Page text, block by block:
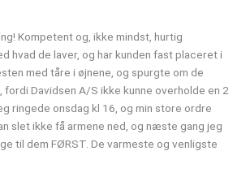
Kompetent og, ikke mindst, hurtig
hvad de laver, og har kunden fast placeret i
med tåre i øjnene, og spurgte om de
Davidsen A/S ikke kunne overholde en 2
ringede onsdag kl 16, og min store ordre
slet ikke få armene ned, og næste gang jeg
til dem FØRST. De varmeste og venligste